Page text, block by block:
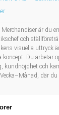
underhåll
är du
och
visuella uttryck
koncept. Du arbetar
kundnöjdhet och
där